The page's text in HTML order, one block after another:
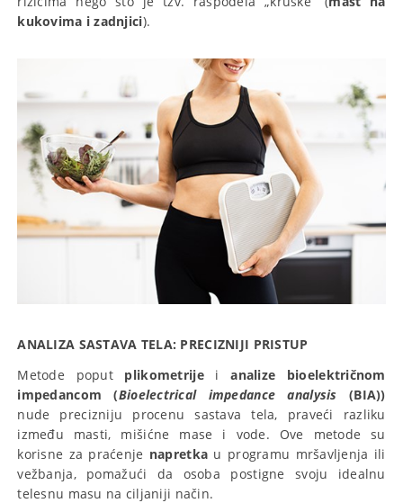
kukovima i zadnjici).
ANALIZA SASTAVA TELA: PRECIZNIJI PRISTUP
Metode poput plikometrijeianalize
bioelektričnom
impedancom (Bioelectrical impedance analysis (BIA))
nude precizniju procenu sastava tela, praveći razliku
između masti, mišićne mase i vode. Ove metode su
korisne za praćenje napretka u programu mršavljenja ili
vežbanja, pomažući da osoba postigne svoju idealnu
telesnu masu na ciljaniji način.